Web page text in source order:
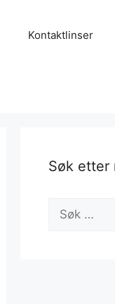
Kontaktlinser
Søk etter
Søk
etter: